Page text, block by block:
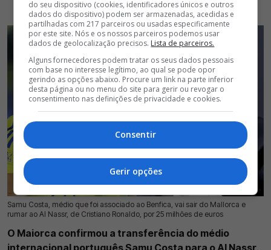
Samu Costa, médio que foi associado ao Benfica, vai sair do Mallorca e
rumar ao Al Nassr, de Cristiano Ronaldo, por 25 milhões de euros
22 Jul 2026 | 13:05 | 0
O Maiorca confirmou a transferência do médio
internacional português Samu Costa para o Al Nassr,
do seu dispositivo (cookies, identificadores únicos e outros
dados do dispositivo) podem ser armazenadas, acedidas e
partilhadas com 217 parceiros ou usadas especificamente
por este site. Nós e os nossos parceiros podemos usar
dados de geolocalização precisos. Lista de parceiros.
Alguns fornecedores podem tratar os seus dados pessoais
com base no interesse legítimo, ao qual se pode opor
gerindo as opções abaixo. Procure um link na parte inferior
desta página ou no menu do site para gerir ou revogar o
consentimento nas definições de privacidade e cookies.
Consentir
Gerir opções